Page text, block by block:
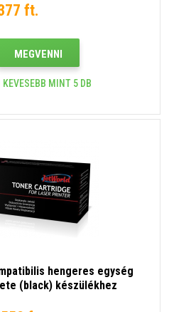
ft.
MEGVENNI
MINT 5 DB
hengeres egység
(black) készülékhez